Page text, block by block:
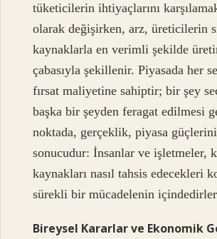
tüketicilerin ihtiyaçlarını
olarak değişirken, arz, üreticilerin
kaynaklarla en verimli şekilde
çabasıyla şekillenir. Piyasada her
fırsat maliyetine sahiptir; bir şey
başka bir şeyden feragat edilmesi
noktada, gerçeklik, piyasa
sonucudur: İnsanlar ve işletmeler,
kaynakları nasıl tahsis edecekleri
sürekli bir mücadelenin
Bireysel Kararlar ve Ekonomik